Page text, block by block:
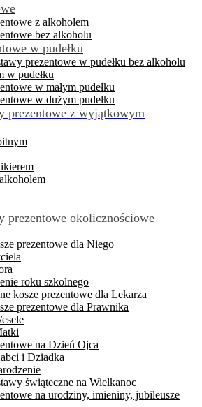
z alkoholem
bez alkoholu
w pudełku
prezentowe w pudełku bez alkoholu
w pudełku
w małym pudełku
w dużym pudełku
prezentowe z wyjątkowym
prezentowe okolicznościowe
prezentowe dla Niego
roku szkolnego
kosze prezentowe dla Lekarza
prezentowe dla Prawnika
na Dzień Ojca
i Dziadka
świąteczne na Wielkanoc
na urodziny, imieniny, jubileusze